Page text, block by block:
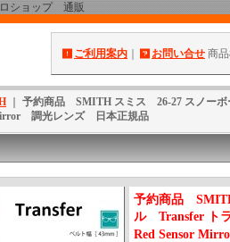
ショップ 通販
ご利用案内 お問い合せ 商
予約商品 SMITH スミス 26-27 スノー
調光レンズ 日本正規品
予約商品
ル Transfer ト
Red Sensor